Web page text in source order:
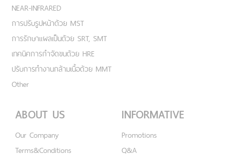
NEAR-INFRARED
การปรับรูปหน้าด้วย MST
การรักษาแผลเป็นด้วย SRT, SMT
เทคนิคการกำจัดขนด้วย HRE
ปรับการทำงานกล้ามเนื้อด้วย MMT
Other
ABOUT US
Our Company
Terms&Conditions
INFORMATIVE
Promotions
Q&A